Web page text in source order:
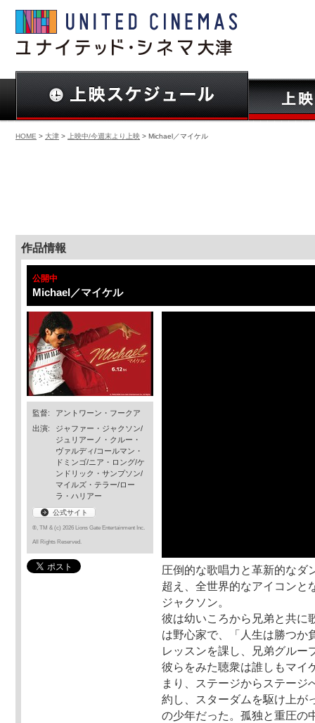
HOME > 大津 > 上映中/今週末より上映 > Michael／マイケル
作品情報
公開中
Michael／マイケル
監督:
アントワーン・フークア
出演:
ジャファー・ジャクソン/
ジュリアーノ・クルー・
ヴァルディ/コールマン・
ドミンゴ/ニア・ロング/ケ
ンドリック・サンプソン/
マイルズ・テラー/ロー
ラ・ハリアー
公式サイト
®, TM & (c) 2026 Lions Gate Entertainment Inc.
All Rights Reserved.
圧倒的な歌唱力と革新的なダ
超え、全世界的なアイコンと
ジャクソン。
彼は幼いころから兄弟と共に
は野心家で、「人生は勝つか
レッスンを課し、兄弟グルー
彼らをみた聴衆は誰しもマイ
まり、ステージからステージ
約し、スターダムを駆け上が
の少年だった。孤独と重圧の